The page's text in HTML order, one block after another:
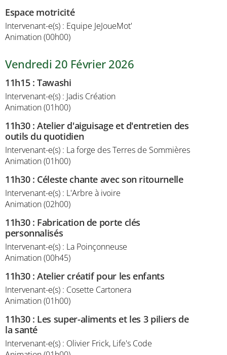
Espace motricité
Intervenant-e(s) : Equipe JeJoueMot'
Animation (00h00)
Vendredi 20 Février 2026
11h15:Tawashi
Intervenant-e(s) : Jadis Création
Animation (01h00)
11h30:Atelier d'aiguisage et d'entretien des
outils du quotidien
Intervenant-e(s) : La forge des Terres de Sommières
Animation (01h00)
11h30: Céleste chante avec son ritournelle
Intervenant-e(s) : L'Arbre à ivoire
Animation (02h00)
11h30: Fabrication de porte clés
personnalisés
Intervenant-e(s) : La Poinçonneuse
Animation (00h45)
11h30:Atelier créatif pour les enfants
Intervenant-e(s) : Cosette Cartonera
Animation (01h00)
11h30: Les super-aliments et les 3 piliers de
la santé
Intervenant-e(s) : Olivier Frick, Life's Code